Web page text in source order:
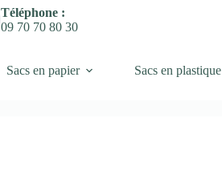
Téléphone :
09 70 70 80 30
Sacs en papier Sacs en plastique